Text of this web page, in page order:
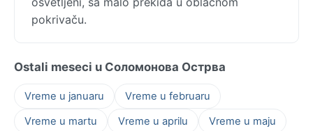
pokrivaču.
Ostali meseci u Соломонова Острва
Vreme u januaru
Vreme u februaru
Vreme u martu
Vreme u aprilu
Vreme u maju